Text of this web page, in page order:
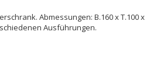
Abmessungen: B.160 x T.100 x
Ausführungen.